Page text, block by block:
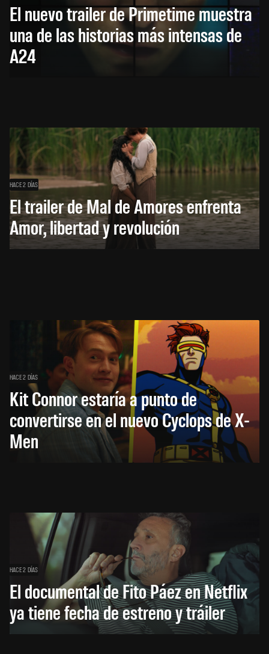
El nuevo trailer de Primetime muestra
una de las historias más intensas de
A24
HACE 2 DÍAS
El trailer de Mal de Amores enfrenta
Amor, libertad y revolución
HACE 2 DÍAS
Kit Connor estaría a punto de
convertirse en el nuevo Cyclops de X-
Men
HACE 2 DÍAS
El documental de Fito Páez en Netflix
ya tiene fecha de estreno y tráiler